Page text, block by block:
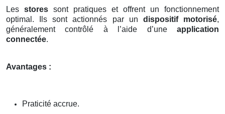
Les stores sont pratiques et offrent un fonctionnement
optimal. Ils sont actionnés par un dispositif motorisé,
généralement contrôlé à l’aide d’une application
connectée.
Avantages :
Praticité accrue.